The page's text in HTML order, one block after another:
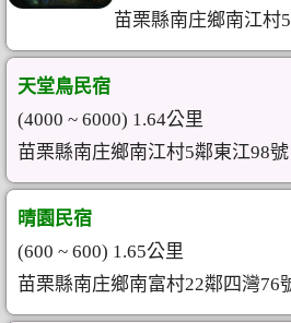
苗栗縣南庄鄉南江村
天堂鳥民宿
(4000 ~ 6000) 1.64公里
苗栗縣南庄鄉南江村5鄰東江98號
晴園民宿
(600 ~ 600) 1.65公里
苗栗縣南庄鄉南富村22鄰四灣76